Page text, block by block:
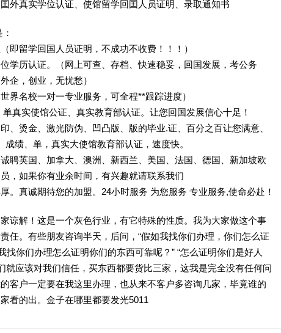
外真实学位认证、使馆留学回囯人员证明、录取通知书
即留学回国人员证明，不成功不收费！！！）
学历认证。（网上可查、存档、快速稳妥，回国发展，考公务
企，创业，无忧愁）
界名校一对一专业服务，可全程**跟踪进度）
真实使馆公证、真实教育部认证。让您回国发展信心十足！
、烫金、激光防伪、凹凸版、版的毕业.证、百分之百让您满意、
成绩、单，真实大使馆教育部认证，速度快。
聘英国、加拿大、澳洲、新西兰、美国、法国、德国、新加坡欧
，如果你有业余时间，有兴趣就请联系我们
。真诚期待您的加盟。24小时服务 为您服务 专业服务,使命必赴！
谅解！这是一个灰色行业，有它特殊的性质。我为大家做这个事
任。有些朋友咨询半天，后问，“假如我找你们办理，你们怎么证
找你们办理怎么证明你们的东西可靠呢？” “怎么证明你们是好人
就应该对我们信任，买东西都要货比三家，这我是完全没有任何问
客户一定要在我这里办理，也从来不客户多咨询几家，毕竟谁的
看的出。金子在哪里都要发光5011